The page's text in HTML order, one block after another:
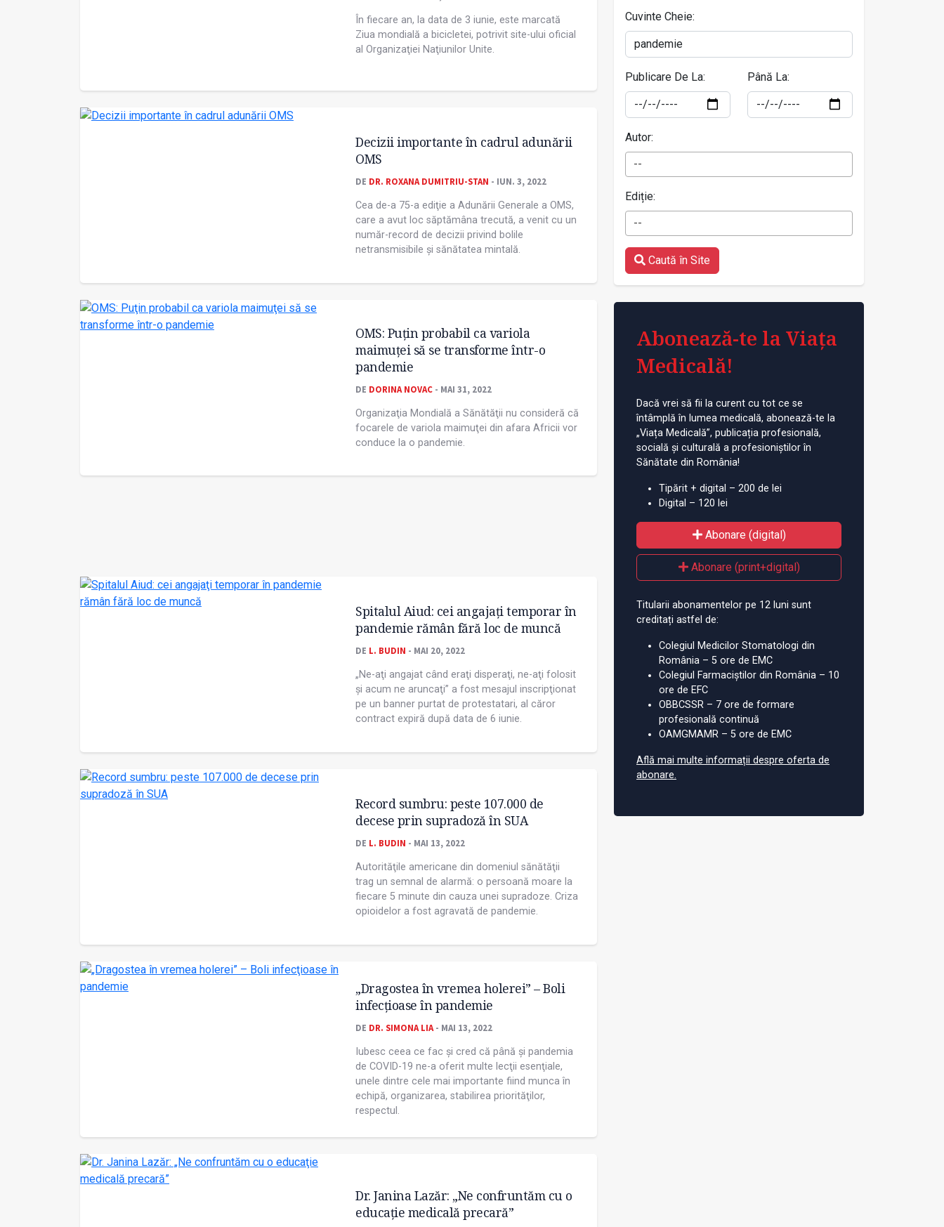
În fiecare an, la data de 3 iunie, este marcată
Ziua mondială a bicicletei, potrivit site-ului oficial
al Organizaţiei Naţiunilor Unite.
Decizii importante în cadrul adunării
OMS
DE DR. ROXANA DUMITRIU-STAN - IUN. 3, 2022
Cea de-a 75-a ediţie a Adunării Generale a OMS,
care a avut loc săptămâna trecută, a venit cu un
număr-record de decizii privind bolile
netransmisibile și sănătatea mintală.
OMS: Puţin probabil ca variola
maimuţei să se transforme într-o
pandemie
DE DORINA NOVAC - MAI 31, 2022
Organizaţia Mondială a Sănătăţii nu consideră că
focarele de variola maimuţei din afara Africii vor
conduce la o pandemie.
Spitalul Aiud: cei angajaţi temporar în
pandemie rămân fără loc de muncă
DE L. BUDIN - MAI 20, 2022
„Ne-aţi angajat când eraţi disperaţi, ne-aţi folosit
şi acum ne aruncaţi” a fost mesajul inscripţionat
pe un banner purtat de protestatari, al căror
contract expiră după data de 6 iunie.
Record sumbru: peste 107.000 de
decese prin supradoză în SUA
DE L. BUDIN - MAI 13, 2022
Autorităţile americane din domeniul sănătăţii
trag un semnal de alarmă: o persoană moare la
fiecare 5 minute din cauza unei supradoze. Criza
opioidelor a fost agravată de pandemie.
„Dragostea în vremea holerei” – Boli
infecţioase în pandemie
DE DR. SIMONA LIA- MAI 13, 2022
Iubesc ceea ce fac și cred că până și pandemia
de COVID-19 ne-a oferit multe lecţii esenţiale,
unele dintre cele mai importante fiind munca în
echipă, organizarea, stabilirea priorităţilor,
respectul.
Dr. Janina Lazăr: „Ne confruntăm cu o
educaţie medicală precară”
Cuvinte Cheie:
Publicare De La: Până La:
Autor:
--
Ediție:
--
Caută în Site
Abonează-te la Viața
Medicală!
Dacă vrei să fii la curent cu tot ce se
întâmplă în lumea medicală, abonează-te la
„Viața Medicală”, publicația profesională,
socială și culturală a profesioniștilor în
Sănătate din România!
Tipărit + digital – 200 de lei
Digital – 120 lei
Abonare (digital)
Abonare (print+digital)
Titularii abonamentelor pe 12 luni sunt
creditați astfel de:
Colegiul Medicilor Stomatologi din
România – 5 ore de EMC
Colegiul Farmaciștilor din România – 10
ore de EFC
OBBCSSR – 7 ore de formare
profesională continuă
OAMGMAMR – 5 ore de EMC
Află mai multe informații despre oferta de
abonare.